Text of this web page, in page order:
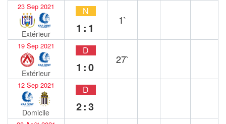
23 Sep 2021
Extérieur
N
1:1
1`
19 Sep 2021
Extérieur
D
1:0
27`
12 Sep 2021
Domicile
D
2:3